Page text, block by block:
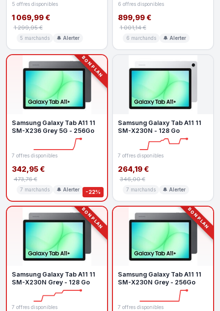
5 offres disponibles
1 069,99 €
1 299,95 €
5 marchands 🔔 Alerter
6 offres disponibles
899,99 €
1 001,14 €
6 marchands 🔔 Alerter
BON PLAN
-22%
Samsung Galaxy Tab A11 11
SM-X236 Grey 5G - 256Go
7 offres disponibles
342,95 €
473,76 €
7 marchands 🔔 Alerter
Samsung Galaxy Tab A11 11
SM-X230N - 128 Go
7 offres disponibles
264,19 €
346,00 €
7 marchands 🔔 Alerter
BON PLAN
Samsung Galaxy Tab A11 11
SM-X230N Grey - 128 Go
7 offres disponibles
BON PLAN
Samsung Galaxy Tab A11 11
SM-X230N Grey - 256Go
7 offres disponibles